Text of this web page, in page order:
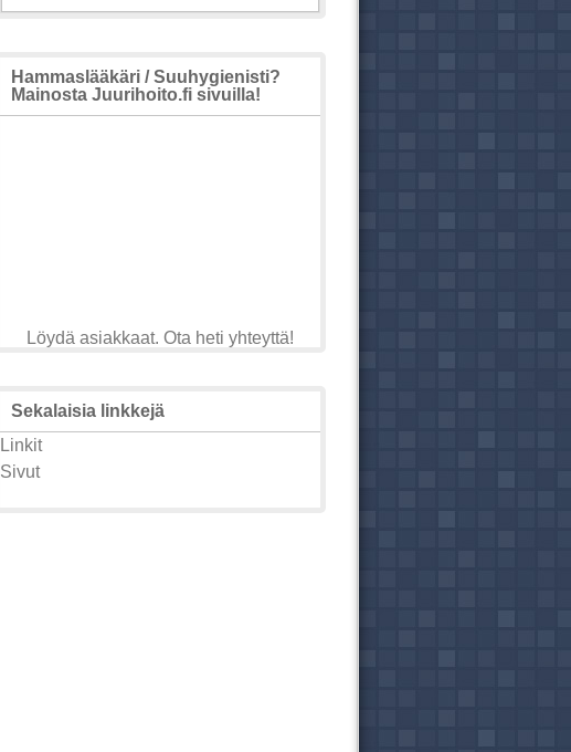
Hammaslääkäri / Suuhygienisti?
Mainosta Juurihoito.fi sivuilla!
Löydä asiakkaat. Ota heti yhteyttä!
Sekalaisia linkkejä
Linkit
Sivut